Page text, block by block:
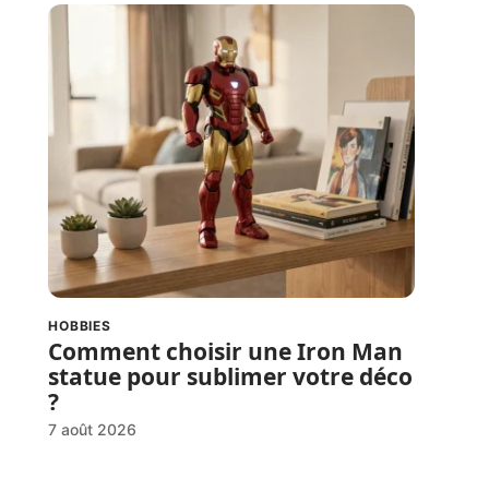
HOBBIES
Comment choisir une Iron Man
statue pour sublimer votre déco
?
7 août 2026